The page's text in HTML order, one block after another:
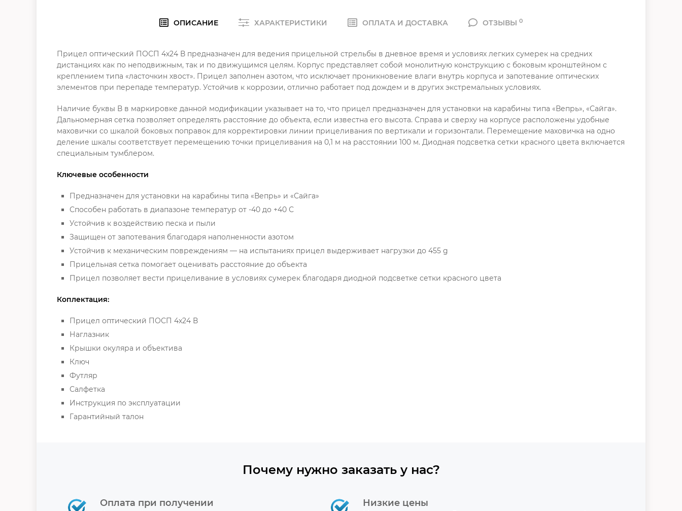
ОПИСАНИЕ ХАРАКТЕРИСТИКИ ОПЛАТА И ДОСТАВКА ОТЗЫВЫ0
Прицел оптический ПОСП 4х24 В предназначен для ведения прицельной стрельбы в дневное время и условиях легких сумерек на средних
дистанциях как по неподвижным, так и по движущимся целям. Корпус представляет собой монолитную конструкцию с боковым кронштейном с
креплением типа «ласточкин хвост». Прицел заполнен азотом, что исключает проникновение влаги внутрь корпуса и запотевание оптических
элементов при перепаде температур. Устойчив к коррозии, отлично работает под дождем и в других экстремальных условиях.
Наличие буквы В в маркировке данной модификации указывает на то, что прицел предназначен для установки на карабины типа «Вепрь», «Сайга».
Дальномерная сетка позволяет определять расстояние до объекта, если известна его высота. Справа и сверху на корпусе расположены удобные
маховички со шкалой боковых поправок для корректировки линии прицеливания по вертикали и горизонтали. Перемещение маховичка на одно
деление шкалы соответствует перемещению точки прицеливания на 0,1 м на расстоянии 100 м. Диодная подсветка сетки красного цвета включается
специальным тумблером.
Ключевые особенности
Предназначен для установки на карабины типа «Вепрь» и «Сайга»
Способен работать в диапазоне температур от -40 до +40 С
Устойчив к воздействию песка и пыли
Защищен от запотевания благодаря наполненности азотом
Устойчив к механическим повреждениям — на испытаниях прицел выдерживает нагрузки до 455 g
Прицельная сетка помогает оценивать расстояние до объекта
Прицел позволяет вести прицеливание в условиях сумерек благодаря диодной подсветке сетки красного цвета
Коплектация:
Прицел оптический ПОСП 4х24 В
Наглазник
Крышки окуляра и объектива
Ключ
Футляр
Салфетка
Инструкция по эксплуатации
Гарантийный талон
Почему нужно заказать у нас?
Оплата при получении Низкие цены